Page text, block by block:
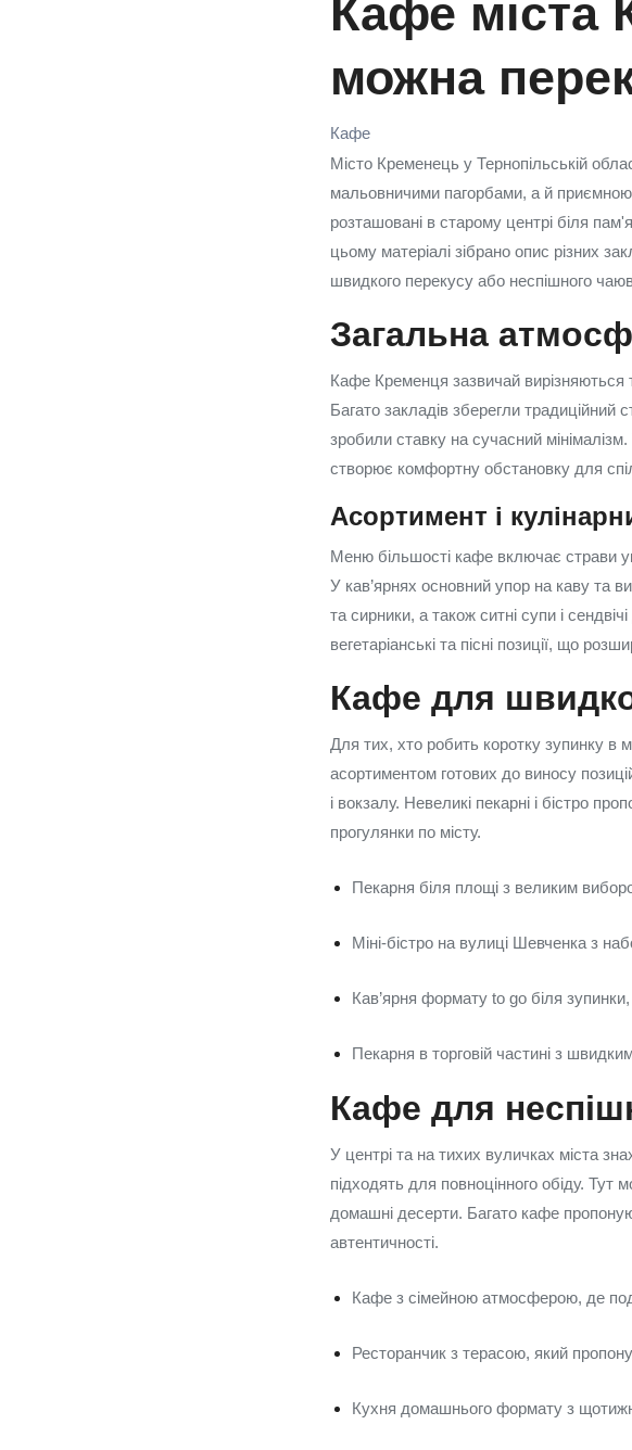
Кафе міста
можна
Кафе
Місто Кременець у Тернопільській
мальовничими пагорбами, а й
розташовані в старому центрі біля
цьому матеріалі зібрано опис різних
швидкого перекусу або неспішного
Загальна
Кафе Кременця зазвичай вирізняються
Багато закладів зберегли
зробили ставку на сучасний
створює комфортну обстановку для
Асортимент і
Меню більшості кафе включає страви
У кав’ярнях основний упор на каву та
та сирники, а також ситні супи і
вегетаріанські та пісні позиції, що
Кафе для
Для тих, хто робить коротку зупинку в
асортиментом готових до виносу
і вокзалу. Невеликі пекарні і бістро
прогулянки по місту.
Пекарня біля площі з великим
Міні-бістро на вулиці Шевченка з
Кав’ярня формату to go біля
Пекарня в торговій частині з
Кафе для
У центрі та на тихих вуличках міста
підходять для повноцінного обіду.
домашні десерти. Багато кафе
автентичності.
Кафе з сімейною атмосферою, де
Ресторанчик з терасою, який
Кухня домашнього формату з